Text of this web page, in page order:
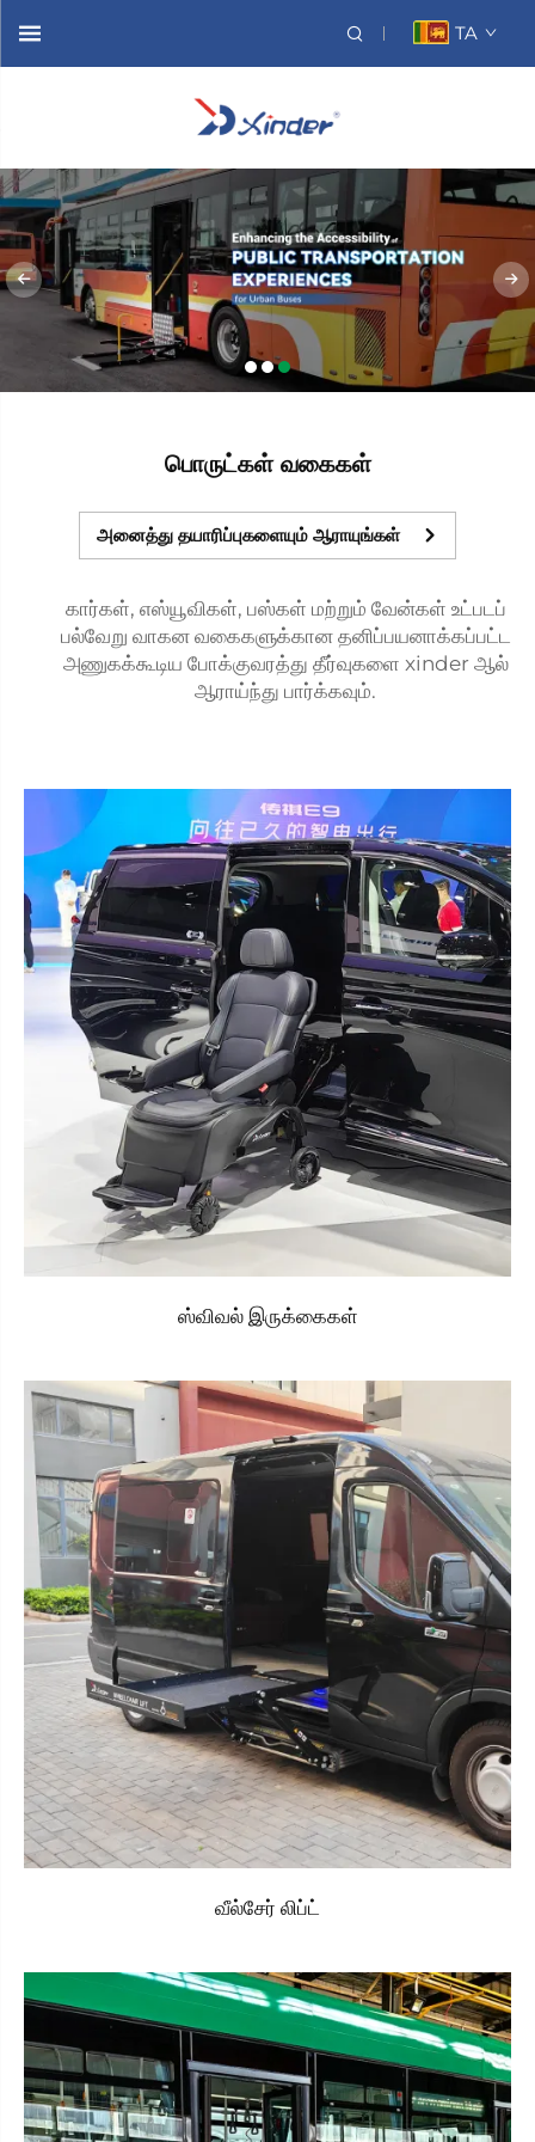
TA
பொருட்கள் வகைகள்
அனைத்து தயாரிப்புகளையும் ஆராயுங்கள்
கார்கள், எஸ்யூவிகள், பஸ்கள் மற்றும் வேன்கள் உட்படப்
பல்வேறு வாகன வகைகளுக்கான தனிப்பயனாக்கப்பட்ட
அணுகக்கூடிய போக்குவரத்து தீர்வுகளை xinder ஆல்
ஆராய்ந்து பார்க்கவும்.
ஸ்விவல் இருக்கைகள்
வீல்சேர் லிப்ட்